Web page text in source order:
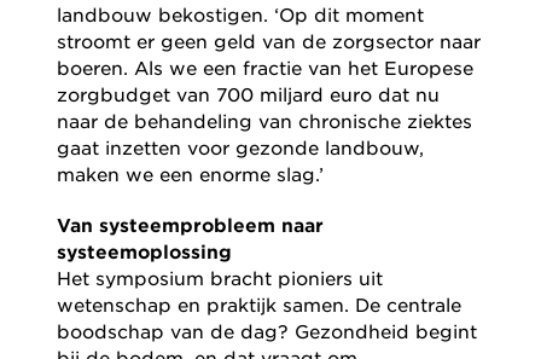
landbouw bekostigen. ‘Op dit moment
stroomt er geen geld van de zorgsector naar
boeren. Als we een fractie van het Europese
zorgbudget van 700 miljard euro dat nu
naar de behandeling van chronische ziektes
gaat inzetten voor gezonde landbouw,
maken we een enorme slag.’
Van systeemprobleem naar
systeemoplossing
Het symposium bracht pioniers uit
wetenschap en praktijk samen. De centrale
boodschap van de dag? Gezondheid begint